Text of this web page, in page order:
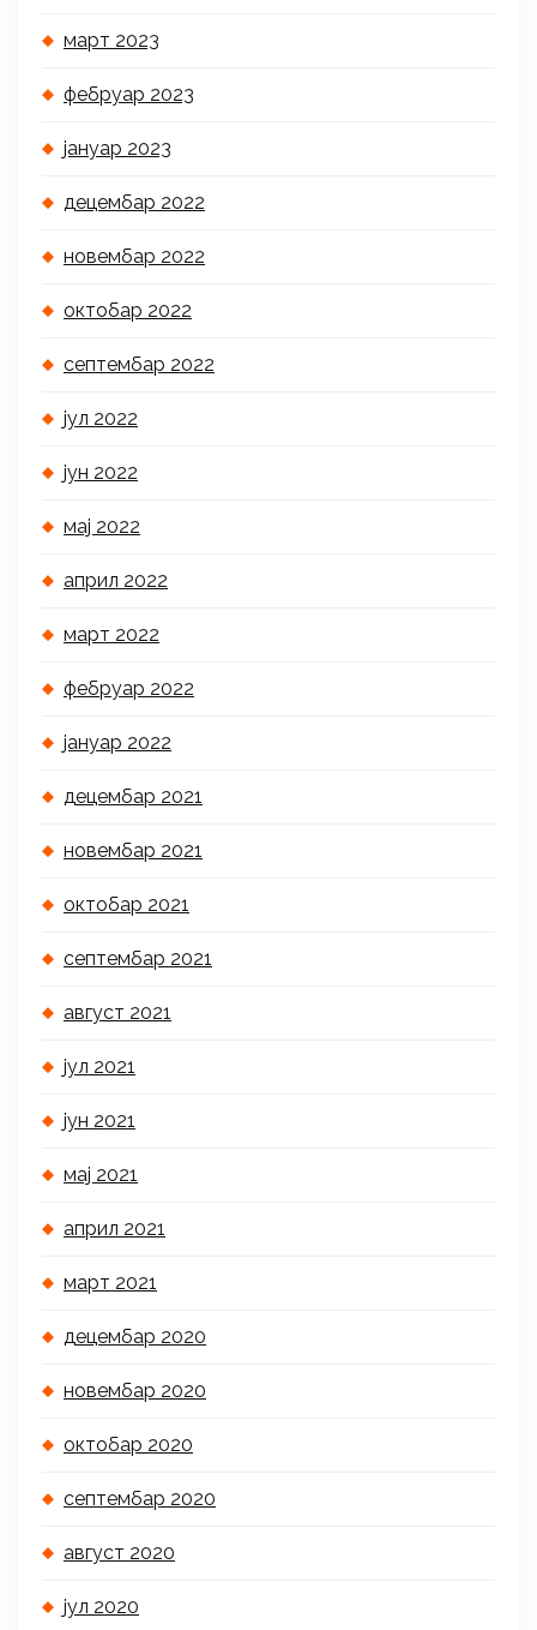
март 2023
фебруар 2023
јануар 2023
децембар 2022
новембар 2022
октобар 2022
септембар 2022
јул 2022
јун 2022
мај 2022
април 2022
март 2022
фебруар 2022
јануар 2022
децембар 2021
новембар 2021
октобар 2021
септембар 2021
август 2021
јул 2021
јун 2021
мај 2021
април 2021
март 2021
децембар 2020
новембар 2020
октобар 2020
септембар 2020
август 2020
јул 2020